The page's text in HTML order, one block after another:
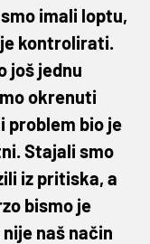
imali loptu,
kontrolirati.
još jednu
okrenuti
problem bio je
Stajali smo
iz pritiska, a
bismo je
naš način